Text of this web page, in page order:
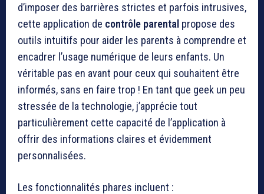
d’imposer des barrières strictes et parfois intrusives,
cette application de contrôle parental propose des
outils intuitifs pour aider les parents à comprendre et
encadrer l’usage numérique de leurs enfants. Un
véritable pas en avant pour ceux qui souhaitent être
informés, sans en faire trop ! En tant que geek un peu
stressée de la technologie, j’apprécie tout
particulièrement cette capacité de l’application à
offrir des informations claires et évidemment
personnalisées.
Les fonctionnalités phares incluent :